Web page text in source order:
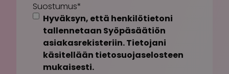
Suostumus*
Hyväksyn, että henkilötietoni
tallennetaan Syöpäsäätiön
asiakasrekisteriin. Tietojani
käsitellään tietosuojaselosteen
mukaisesti.